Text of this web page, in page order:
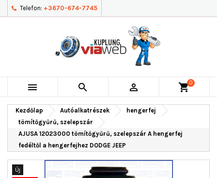
Telefon: +3670-674-7745
   shopping_cart0
Kezdőlap Autóalkatrészek
hengerfej
tömítőgyűrű, szelepszár
AJUSA 12023000 tömítőgyűrű, szelepszár A hengerfej
fedéltől a hengerfejhez DODGE JEEP
Új